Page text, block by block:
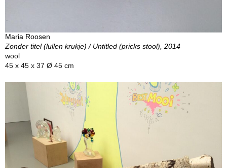
Maria Roosen
Zonder titel (lullen krukje) / Untitled (pricks stool), 2014
wool
45 x 45 x 37 Ø 45 cm